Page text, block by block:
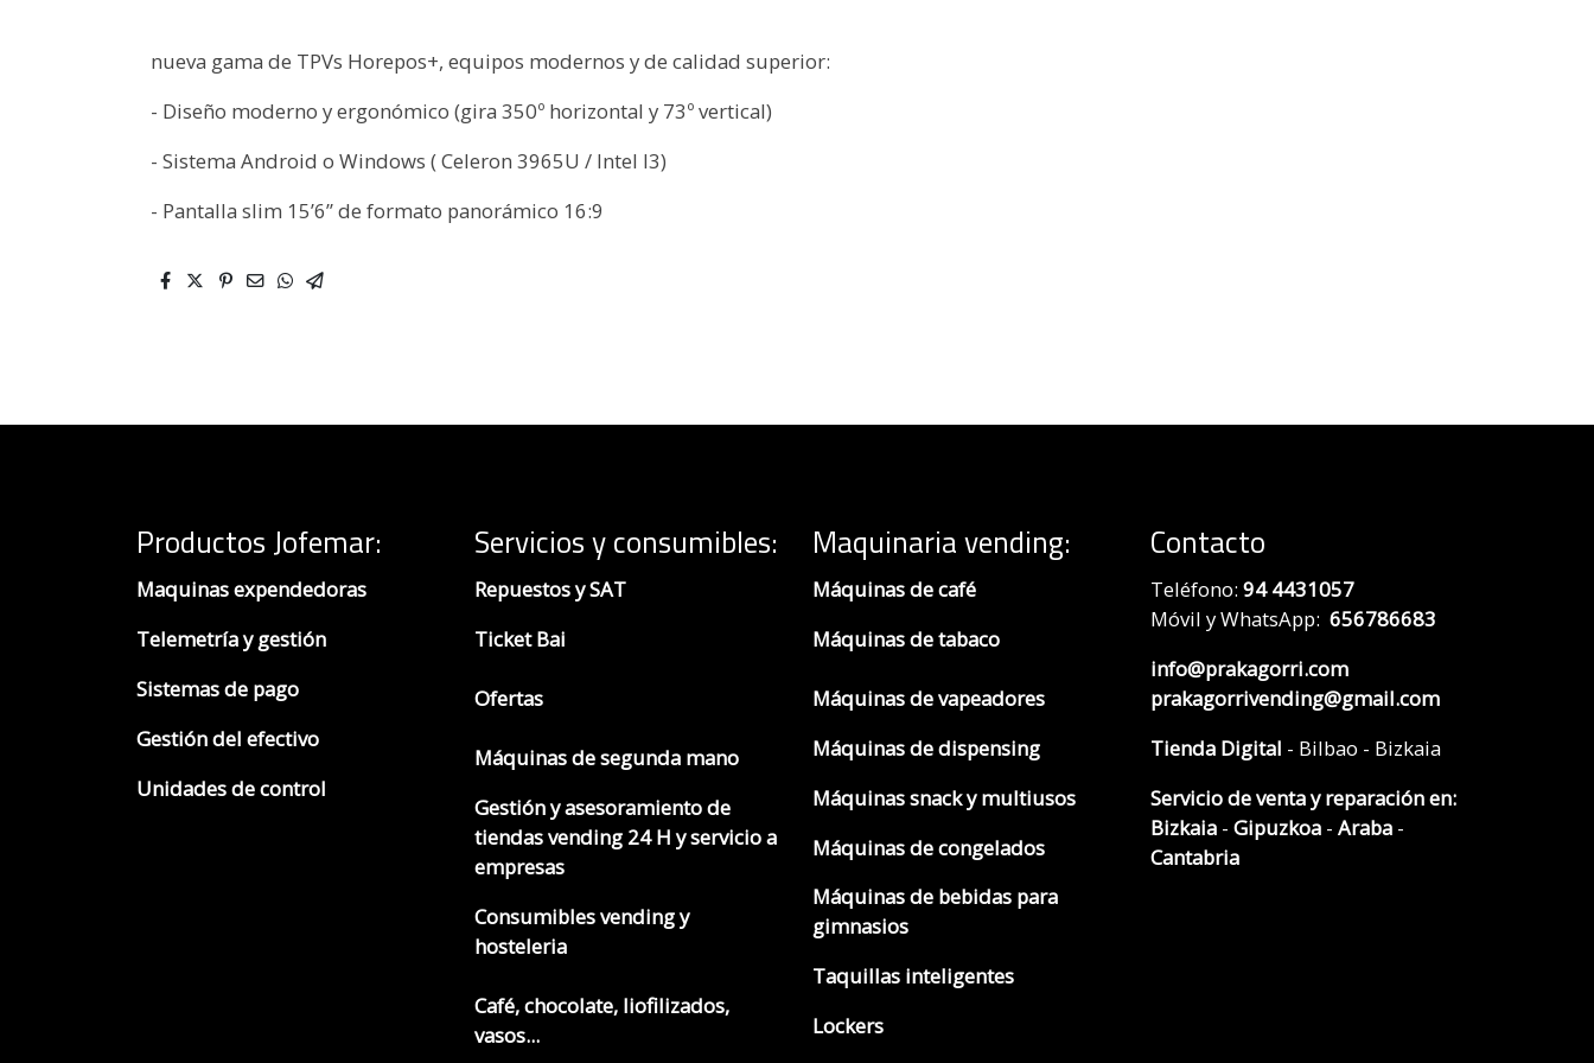
nueva gama de TPVs Horepos+, equipos modernos y de calidad superior:
- Diseño moderno y ergonómico (gira 350º horizontal y 73º vertical)
- Sistema Android o Windows ( Celeron 3965U / Intel I3)
- Pantalla slim 15’6” de formato panorámico 16:9
Productos Jofemar:
Maquinas expendedoras
Telemetría y gestión
Sistemas de pago
Gestión del efectivo
Unidades de control
Servicios y consumibles:
Repuestos y SAT
Ticket Bai
Ofertas
Máquinas de segunda mano
Gestión y asesoramiento de
tiendas vending 24 H y servicio a
empresas
Consumibles vending y
hosteleria
Café, chocolate, liofilizados,
vasos...
Maquinaria vending:
Máquinas de café
Máquinas de tabaco
Máquinas de vapeadores
Máquinas de dispensing
Máquinas snack y multiusos
Máquinas de congelados
Máquinas de bebidas para
gimnasios
Taquillas inteligentes
Lockers
Contacto
Teléfono: 94 4431057
Móvil y WhatsApp: 656786683
info@prakagorri.com
prakagorrivending@gmail.com
Tienda Digital - Bilbao - Bizkaia
Servicio de venta y reparación en:
Bizkaia- Gipuzkoa- Araba-
Cantabria